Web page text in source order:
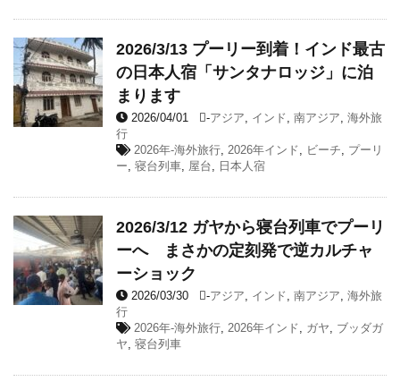
2026/3/13 プーリー到着！インド最古
の日本人宿「サンタナロッジ」に泊
まります
2026/04/01 -アジア, インド, 南アジア, 海外旅
行
2026年-海外旅行, 2026年インド, ビーチ, プーリ
ー, 寝台列車, 屋台, 日本人宿
2026/3/12 ガヤから寝台列車でプーリ
ーへ まさかの定刻発で逆カルチャ
ーショック
2026/03/30 -アジア, インド, 南アジア, 海外旅
行
2026年-海外旅行, 2026年インド, ガヤ, ブッダガ
ヤ, 寝台列車